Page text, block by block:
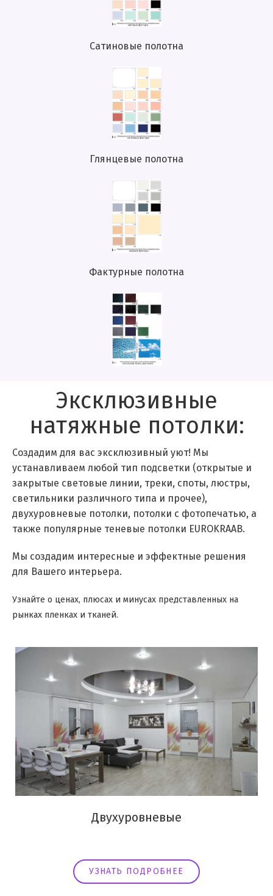
Сатиновые полотна
Глянцевые полотна
Фактурные полотна
Эксклюзивные
натяжные потолки:
Создадим для вас эксклюзивный уют! Мы
устанавливаем любой тип подсветки (открытые и
закрытые световые линии, треки, споты, люстры,
светильники различного типа и прочее),
двухуровневые потолки, потолки с фотопечатью, а
также популярные теневые потолки EUROKRAAB.
Мы создадим интересные и эффектные решения
для Вашего интерьера.
Узнайте о ценах, плюсах и минусах представленных на
рынках пленках и тканей.
Двухуровневые
УЗНАТЬ ПОДРОБНЕЕ